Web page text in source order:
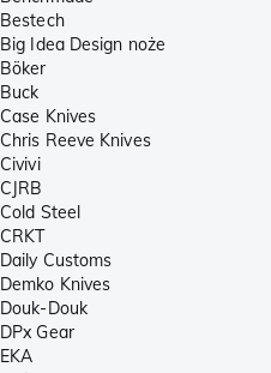
Bestech
Big Idea Design noże
Böker
Buck
Case Knives
Chris Reeve Knives
Civivi
CJRB
Cold Steel
CRKT
Daily Customs
Demko Knives
Douk-Douk
DPx Gear
EKA